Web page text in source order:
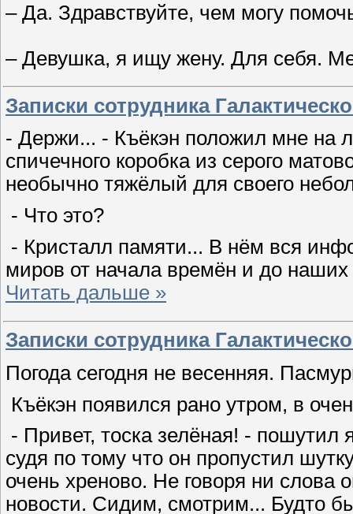
– Да. Здравствуйте, чем могу
– Девушка, я ищу жену. Для себя.
Записки сотрудника
- Держи... - Къёкэн положил мне на
спичечного коробка из серого
необычно тяжёлый для своего
- Что это?
- Кристалл памяти... В нём вся
миров от начала времён и до наших
Читать дальше »
Записки сотрудника
Погода сегодня не весенняя.
Къёкэн появился рано утром, в
- Привет, тоска зелёная! -
судя по тому что он пропустил
очень хреново. Не говоря ни
новости. Сидим, смотрим... Будто